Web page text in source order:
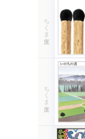
ちくま文庫
ちくま文庫